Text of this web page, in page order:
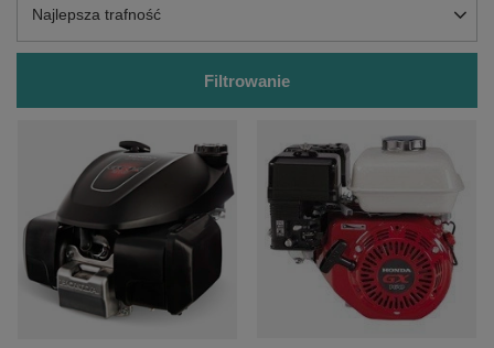
Zmień sortowanie
Najlepsza trafność
Filtrowanie